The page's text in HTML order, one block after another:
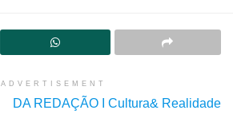
ADVERTISEMENT
DA REDAÇÃO I Cultura& Realidade